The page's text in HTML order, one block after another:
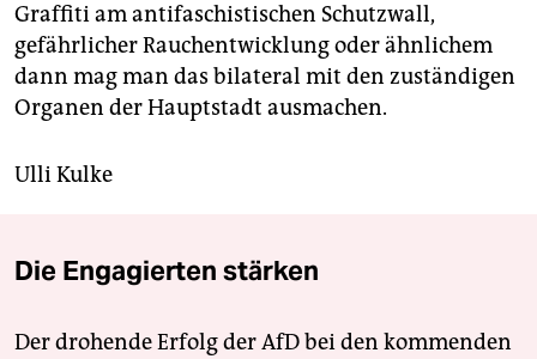
Graffiti am antifaschistischen Schutzwall,
gefährlicher Rauchentwicklung oder ähnlichem
dann mag man das bilateral mit den zuständigen
Organen der Hauptstadt ausmachen.
Ulli Kulke
Die Engagierten stärken
Der drohende Erfolg der AfD bei den kommenden